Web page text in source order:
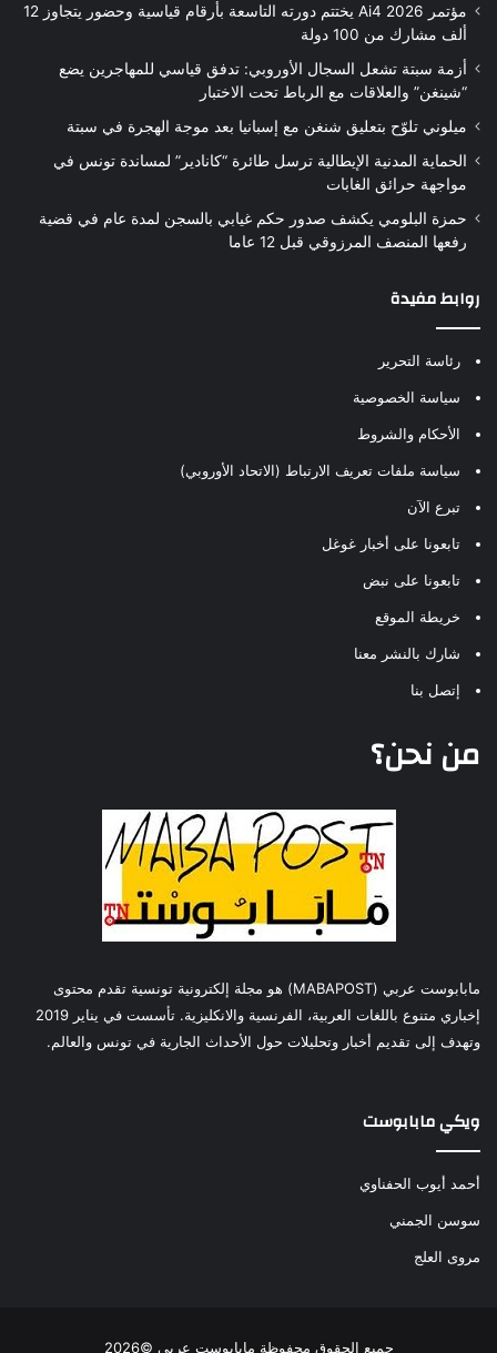
مؤتمر Ai4 2026 يختتم دورته التاسعة بأرقام قياسية وحضور يتجاوز 12
ألف مشارك من 100 دولة
أزمة سبتة تشعل السجال الأوروبي: تدفق قياسي للمهاجرين يضع
“شينغن” والعلاقات مع الرباط تحت الاختبار
ميلوني تلوّح بتعليق شنغن مع إسبانيا بعد موجة الهجرة في سبتة
الحماية المدنية الإيطالية ترسل طائرة “كانادير” لمساندة تونس في
مواجهة حرائق الغابات
حمزة البلومي يكشف صدور حكم غيابي بالسجن لمدة عام في قضية
رفعها المنصف المرزوقي قبل 12 عاما
روابط مفيدة
رئاسة التحرير
سياسة الخصوصية
الأحكام والشروط
سياسة ملفات تعريف الارتباط (الاتحاد الأوروبي)
تبرع الآن
تابعونا على أخبار غوغل
تابعونا على نبض
خريطة الموقع
شارك بالنشر معنا
إتصل بنا
من نحن؟
مابابوست عربي (MABAPOST) هو مجلة إلكترونية تونسية تقدم محتوى
إخباري متنوع باللغات العربية، الفرنسية والانكليزية. تأسست في يناير 2019
وتهدف إلى تقديم أخبار وتحليلات حول الأحداث الجارية في تونس والعالم.
ويكي مابابوست
أحمد أيوب الحفناوي
سوسن الجمني
مروى العلج
جميع الحقوق محفوظة مابابوست عربي ©2026